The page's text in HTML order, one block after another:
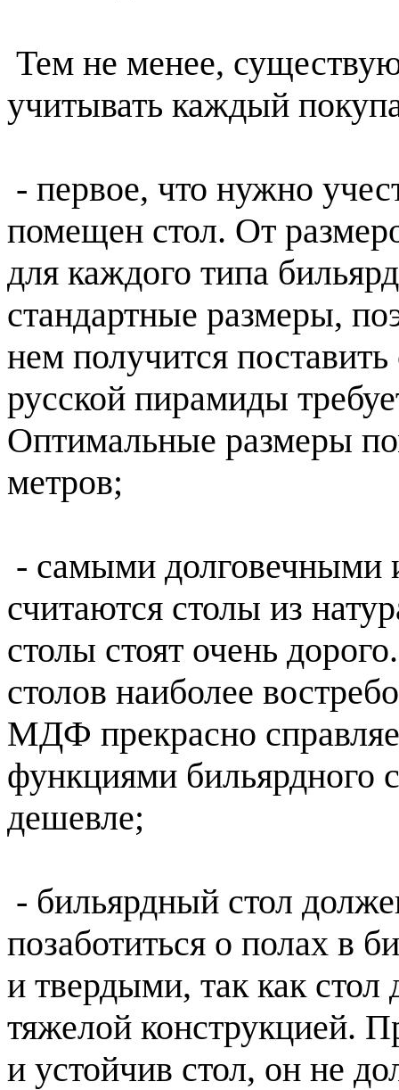
Тем не менее,
учитывать каждый
- первое, что нужно
помещен стол. От
для каждого типа
стандартные размеры,
нем получится
русской пирамиды
Оптимальные размеры
метров;
- самыми долговечными
считаются столы из
столы стоят очень
столов наиболее
МДФ прекрасно
функциями бильярдного
дешевле;
- бильярдный стол
позаботиться о полах в
и твердыми, так как стол
тяжелой конструкцией.
и устойчив стол, он не